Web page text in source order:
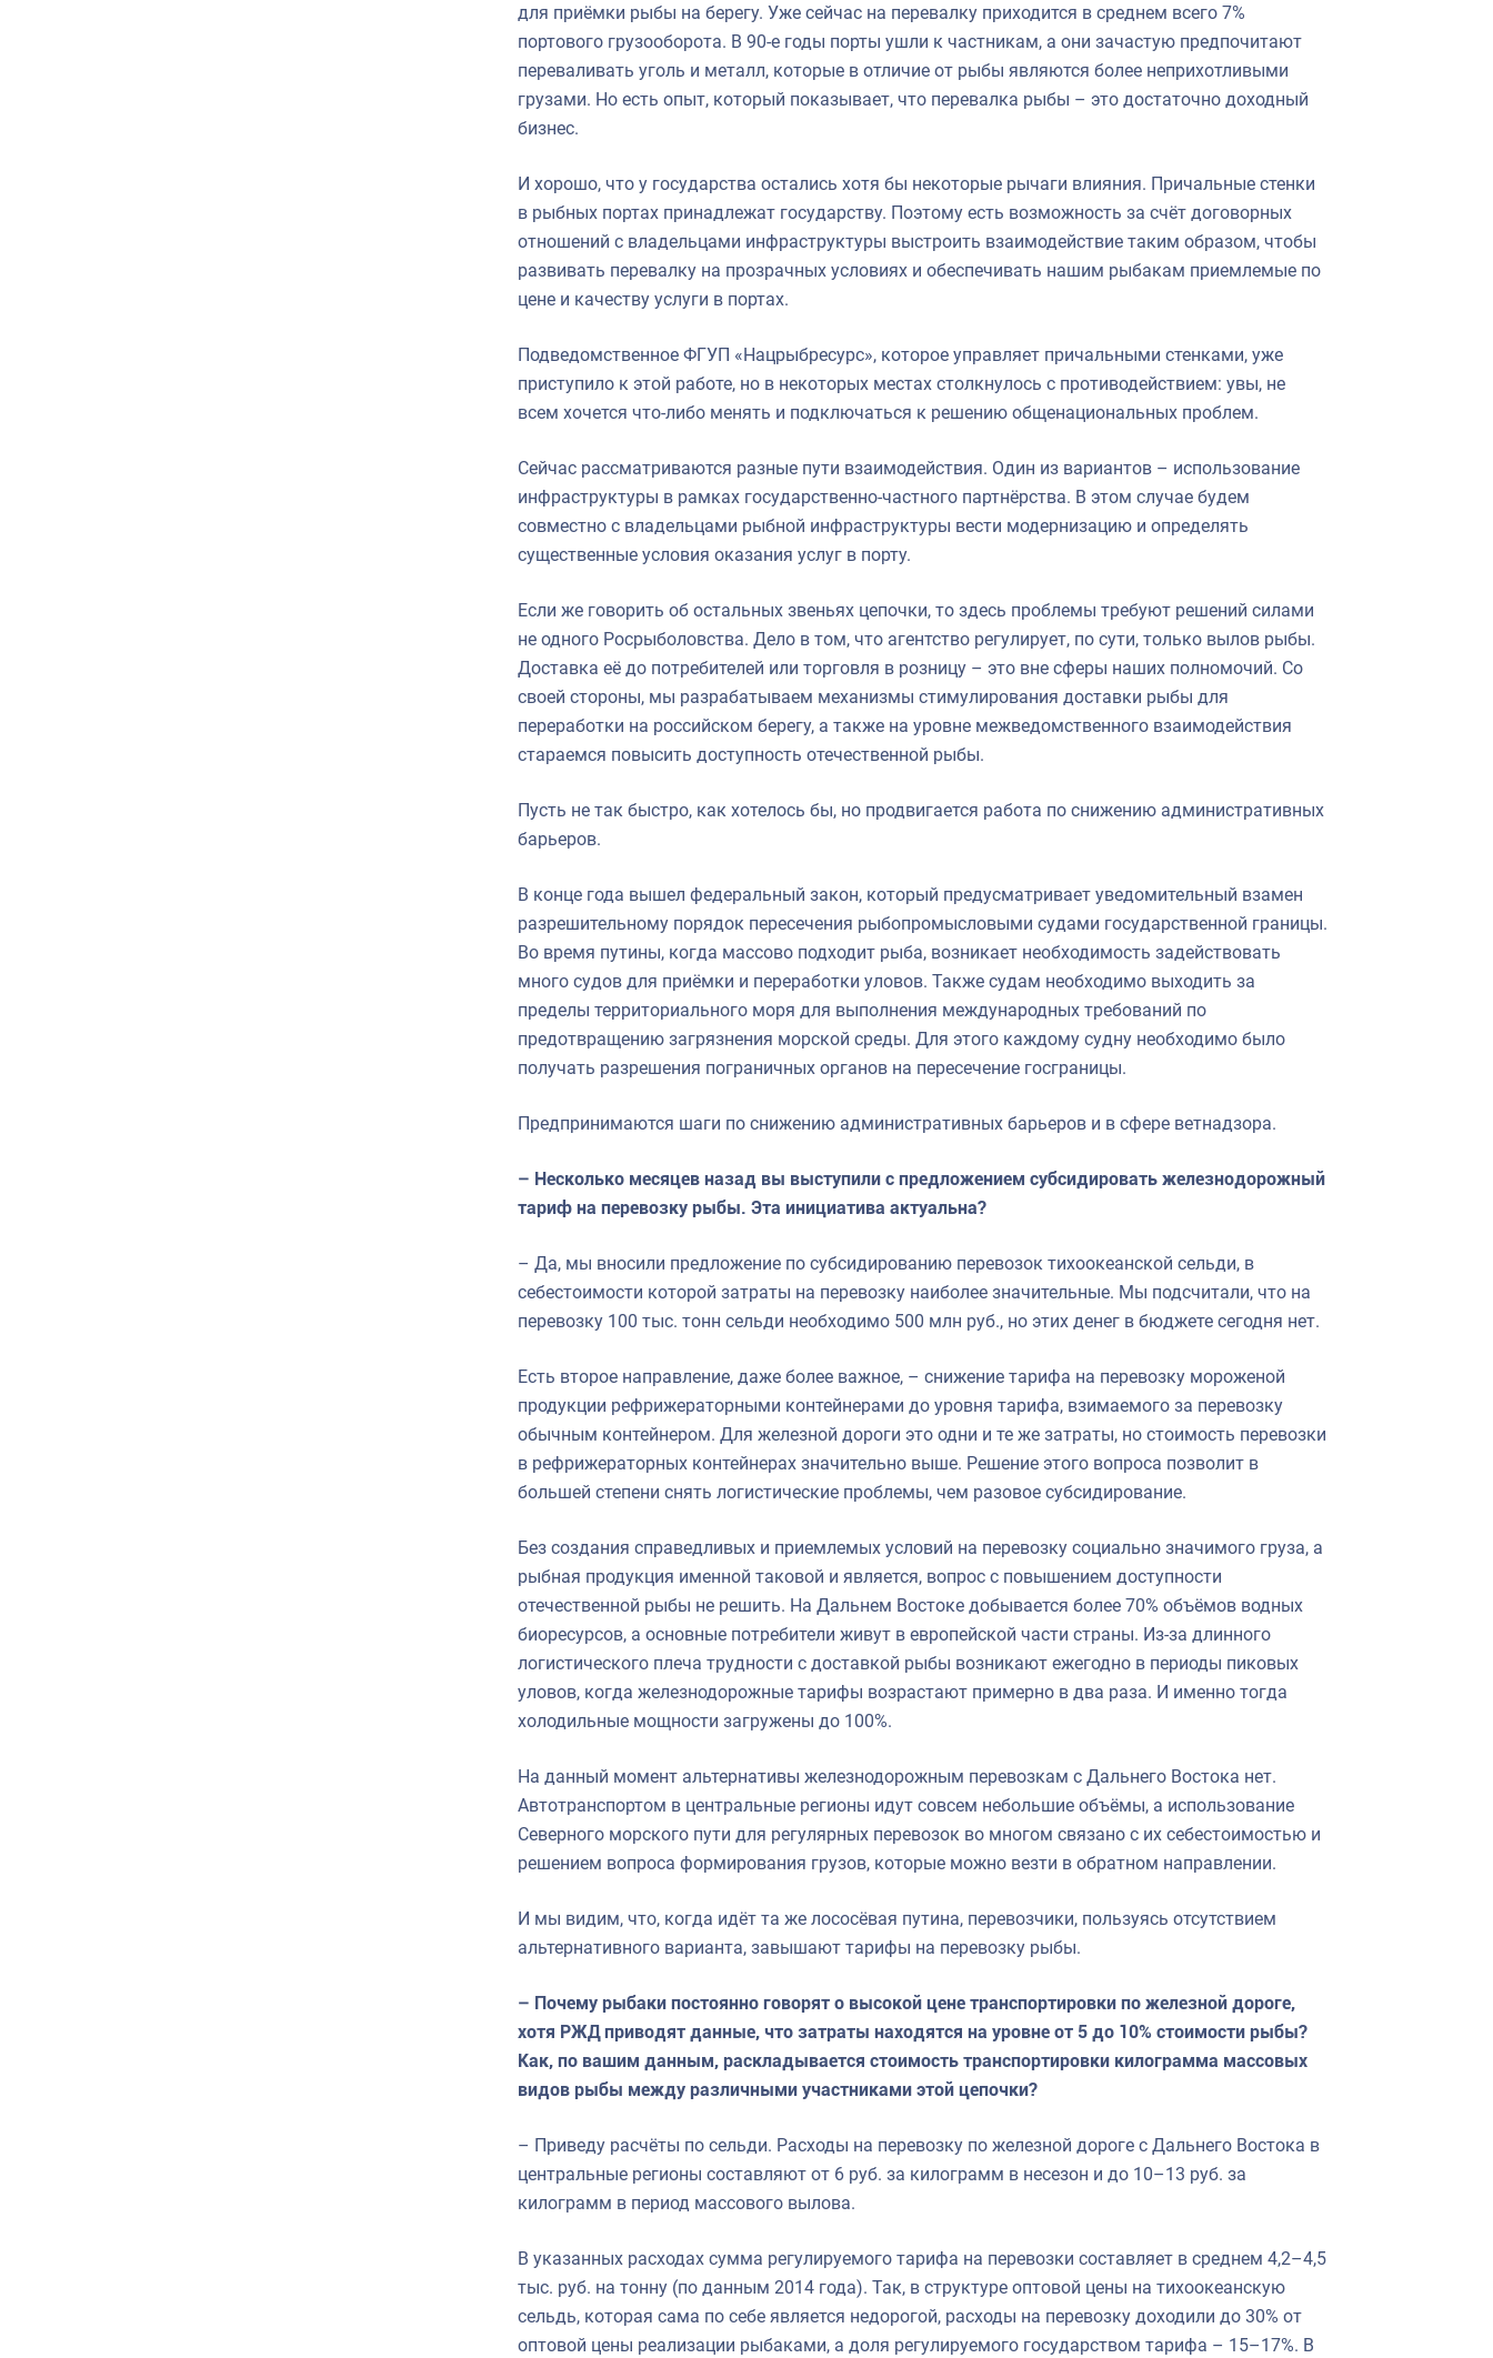
для приёмки рыбы на берегу. Уже сейчас на перевалку приходится в среднем всего 7%
портового грузооборота. В 90-е годы порты ушли к частникам, а они зачастую предпочитают
переваливать уголь и металл, которые в отличие от рыбы являются более неприхотливыми
грузами. Но есть опыт, который показывает, что перевалка рыбы – это достаточно доходный
бизнес.
И хорошо, что у государства остались хотя бы некоторые рычаги влияния. Причальные стенки
в рыбных портах принадлежат государству. Поэтому есть возможность за счёт договорных
отношений с владельцами инфраструктуры выстроить взаимодействие таким образом, чтобы
развивать перевалку на прозрачных условиях и обеспечивать нашим рыбакам приемлемые по
цене и качеству услуги в портах.
Подведомственное ФГУП «Нацрыбресурс», которое управляет причальными стенками, уже
приступило к этой работе, но в некоторых местах столкнулось с противодействием: увы, не
всем хочется что-либо менять и подключаться к решению общенациональных проблем.
Сейчас рассматриваются разные пути взаимодействия. Один из вариантов – использование
инфраструктуры в рамках государственно-частного партнёрства. В этом случае будем
совместно с владельцами рыбной инфраструктуры вести модернизацию и определять
существенные условия оказания услуг в порту.
Если же говорить об остальных звеньях цепочки, то здесь проблемы требуют решений силами
не одного Росрыболовства. Дело в том, что агентство регулирует, по сути, только вылов рыбы.
Доставка её до потребителей или торговля в розницу – это вне сферы наших полномочий. Со
своей стороны, мы разрабатываем механизмы стимулирования доставки рыбы для
переработки на российском берегу, а также на уровне межведомственного взаимодействия
стараемся повысить доступность отечественной рыбы.
Пусть не так быстро, как хотелось бы, но продвигается работа по снижению административных
барьеров.
В конце года вышел федеральный закон, который предусматривает уведомительный взамен
разрешительному порядок пересечения рыбопромысловыми судами государственной границы.
Во время путины, когда массово подходит рыба, возникает необходимость задействовать
много судов для приёмки и переработки уловов. Также судам необходимо выходить за
пределы территориального моря для выполнения международных требований по
предотвращению загрязнения морской среды. Для этого каждому судну необходимо было
получать разрешения пограничных органов на пересечение госграницы.
Предпринимаются шаги по снижению административных барьеров и в сфере ветнадзора.
– Несколько месяцев назад вы выступили с предложением субсидировать железнодорожный
тариф на перевозку рыбы. Эта инициатива актуальна?
– Да, мы вносили предложение по субсидированию перевозок тихоокеанской сельди, в
себестоимости которой затраты на перевозку наиболее значительные. Мы подсчитали, что на
перевозку 100 тыс. тонн сельди необходимо 500 млн руб., но этих денег в бюджете сегодня нет.
Есть второе направление, даже более важное, – снижение тарифа на перевозку мороженой
продукции рефрижераторными контейнерами до уровня тарифа, взимаемого за перевозку
обычным контейнером. Для железной дороги это одни и те же затраты, но стоимость перевозки
в рефрижераторных контейнерах значительно выше. Решение этого вопроса позволит в
большей степени снять логистические проблемы, чем разовое субсидирование.
Без создания справедливых и приемлемых условий на перевозку социально значимого груза, а
рыбная продукция именной таковой и является, вопрос с повышением доступности
отечественной рыбы не решить. На Дальнем Востоке добывается более 70% объёмов водных
биоресурсов, а основные потребители живут в европейской части страны. Из-за длинного
логистического плеча трудности с доставкой рыбы возникают ежегодно в периоды пиковых
уловов, когда железнодорожные тарифы возрастают примерно в два раза. И именно тогда
холодильные мощности загружены до 100%.
На данный момент альтернативы железнодорожным перевозкам с Дальнего Востока нет.
Автотранспортом в центральные регионы идут совсем небольшие объёмы, а использование
Северного морского пути для регулярных перевозок во многом связано с их себестоимостью и
решением вопроса формирования грузов, которые можно везти в обратном направлении.
И мы видим, что, когда идёт та же лососёвая путина, перевозчики, пользуясь отсутствием
альтернативного варианта, завышают тарифы на перевозку рыбы.
– Почему рыбаки постоянно говорят о высокой цене транспортировки по железной дороге,
хотя РЖД приводят данные, что затраты находятся на уровне от 5 до 10% стоимости рыбы?
Как, по вашим данным, раскладывается стоимость транспортировки килограмма массовых
видов рыбы между различными участниками этой цепочки?
– Приведу расчёты по сельди. Расходы на перевозку по железной дороге с Дальнего Востока в
центральные регионы составляют от 6 руб. за килограмм в несезон и до 10–13 руб. за
килограмм в период массового вылова.
В указанных расходах сумма регулируемого тарифа на перевозки составляет в среднем 4,2–4,5
тыс. руб. на тонну (по данным 2014 года). Так, в структуре оптовой цены на тихоокеанскую
сельдь, которая сама по себе является недорогой, расходы на перевозку доходили до 30% от
оптовой цены реализации рыбаками, а доля регулируемого государством тарифа – 15–17%. В